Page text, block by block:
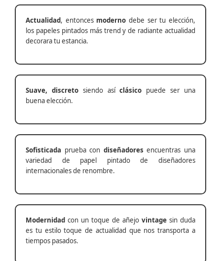
Actualidad, entonces moderno debe ser tu elección,
los papeles pintados más trend y de radiante actualidad
decorara tu estancia.
Suave, discretosiendo asíclásico puede ser una
buena elección.
Sofisticada prueba con diseñadores encuentras una
variedad de papel pintado de diseñadores
internacionales de renombre.
Modernidad con un toque de añejo vintage sin duda
es tu estilo toque de actualidad que nos transporta a
tiempos pasados.